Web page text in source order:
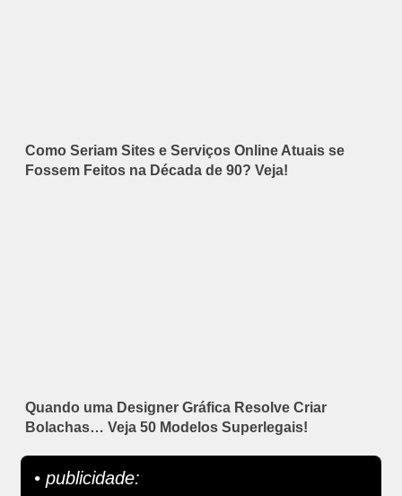
Como Seriam Sites e Serviços Online Atuais se
Fossem Feitos na Década de 90? Veja!
Quando uma Designer Gráfica Resolve Criar
Bolachas… Veja 50 Modelos Superlegais!
• publicidade: